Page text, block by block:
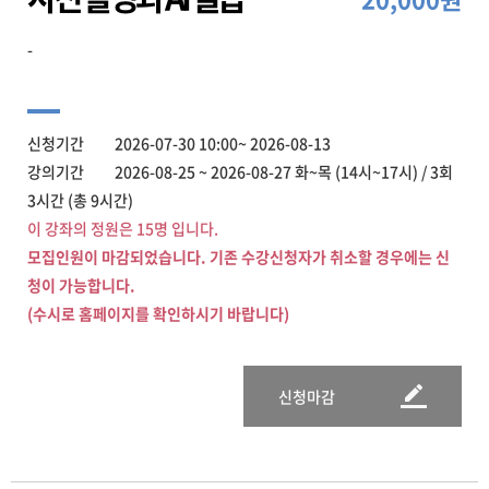
-
신청기간 2026-07-30 10:00~ 2026-08-13
강의기간 2026-08-25 ~ 2026-08-27 화~목 (14시~17시) / 3회
3시간 (총 9시간)
이 강좌의 정원은 15명 입니다.
모집인원이 마감되었습니다. 기존 수강신청자가 취소할 경우에는 신
청이 가능합니다.
(수시로 홈페이지를 확인하시기 바랍니다)
신청마감